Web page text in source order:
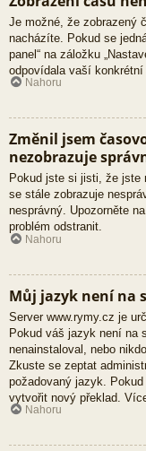
Je možné, že zobrazený
nacházíte. Pokud se
panel“ na záložku
odpovídala vaší konkrétní
Nahoru
Změnil jsem
nezobrazuje
Pokud jste si jisti, že jste
se stále zobrazuje
nesprávný. Upozorněte
problém odstranit.
Nahoru
Můj jazyk není na
Server www.rymy.cz je
Pokud váš jazyk není na
nenainstaloval, nebo
Zkuste se zeptat
požadovaný jazyk.
vytvořit nový překlad.
Nahoru